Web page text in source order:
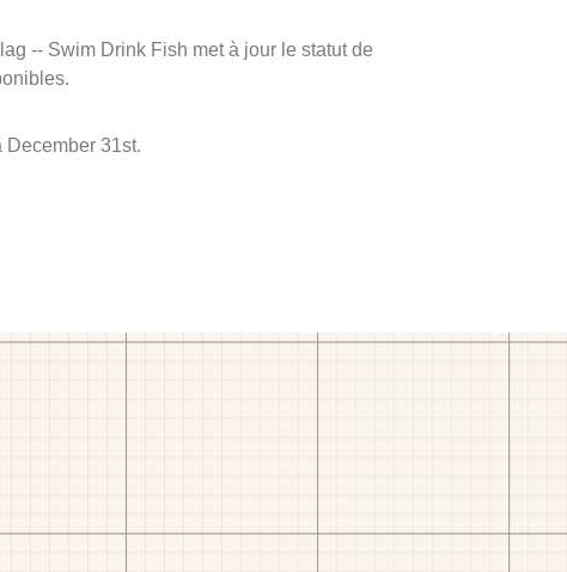
-- Swim Drink Fish met à jour le statut de
December 31st.